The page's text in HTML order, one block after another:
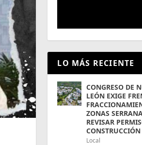
LO MÁS RECIENTE
CONGRESO DE
LEÓN EXIGE
ZONAS
REVISAR
CONSTRUCCIÓN
Local